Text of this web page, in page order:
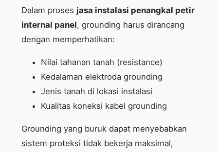
Dalam proses jasa instalasi penangkal petir
internal panel, grounding harus dirancang
dengan memperhatikan:
Nilai tahanan tanah (resistance)
Kedalaman elektroda grounding
Jenis tanah di lokasi instalasi
Kualitas koneksi kabel grounding
Grounding yang buruk dapat menyebabkan
sistem proteksi tidak bekerja maksimal,